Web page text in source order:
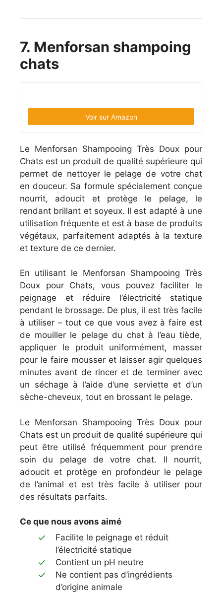
7. Menforsan shampoing
chats
Voir sur Amazon
Le Menforsan Shampooing Très Doux pour
Chats est un produit de qualité supérieure qui
permet de nettoyer le pelage de votre chat
en douceur. Sa formule spécialement conçue
nourrit, adoucit et protège le pelage, le
rendant brillant et soyeux. Il est adapté à une
utilisation fréquente et est à base de produits
végétaux, parfaitement adaptés à la texture
et texture de ce dernier.
En utilisant le Menforsan Shampooing Très
Doux pour Chats, vous pouvez faciliter le
peignage et réduire l’électricité statique
pendant le brossage. De plus, il est très facile
à utiliser – tout ce que vous avez à faire est
de mouiller le pelage du chat à l’eau tiède,
appliquer le produit uniformément, masser
pour le faire mousser et laisser agir quelques
minutes avant de rincer et de terminer avec
un séchage à l’aide d’une serviette et d’un
sèche-cheveux, tout en brossant le pelage.
Le Menforsan Shampooing Très Doux pour
Chats est un produit de qualité supérieure qui
peut être utilisé fréquemment pour prendre
soin du pelage de votre chat. Il nourrit,
adoucit et protège en profondeur le pelage
de l’animal et est très facile à utiliser pour
des résultats parfaits.
Ce que nous avons aimé
Facilite le peignage et réduit
l’électricité statique
Contient un pH neutre
Ne contient pas d’ingrédients
d’origine animale